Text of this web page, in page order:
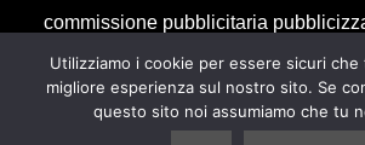
commissione pubblicitaria
link al sito Amazon.it. In qualità di
presente sito riceve un guadagno per
idoneo.
Utilizziamo i cookie per essere sicuri che
migliore esperienza sul nostro sito. Se
questo sito noi assumiamo che tu